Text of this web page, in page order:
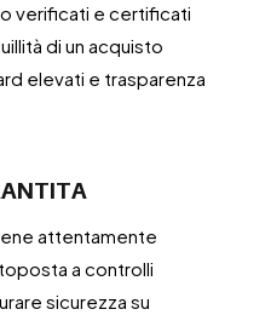
verificati e certificati
di un acquisto
elevati e trasparenza
attentamente
a controlli
sicurezza su